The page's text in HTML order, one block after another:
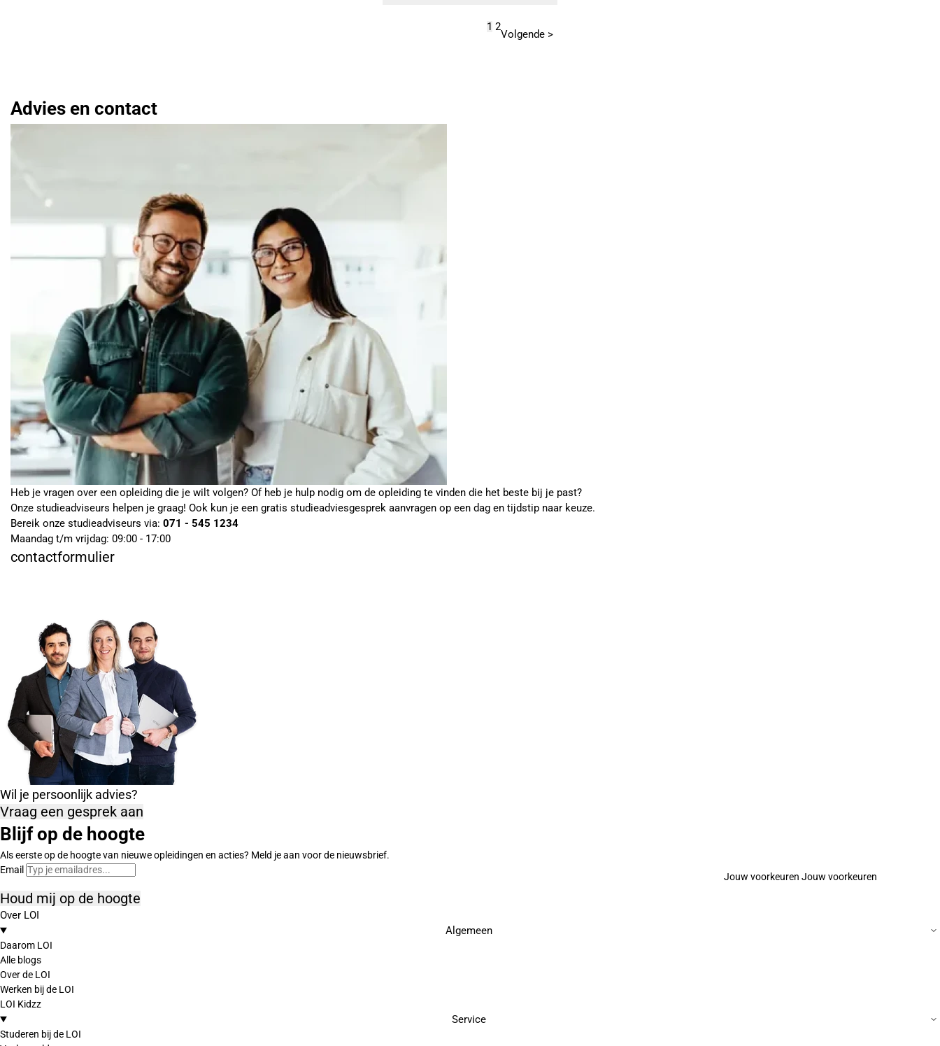
1 2
Volgende >
Advies en contact
Heb je vragen over een opleiding die je wilt volgen? Of heb je hulp nodig om de opleiding te vinden die het beste bij je past?
Onze studieadviseurs helpen je graag! Ook kun je een gratis studieadviesgesprek aanvragen op een dag en tijdstip naar keuze.
Bereik onze studieadviseurs via: 071 - 545 1234
Maandag t/m vrijdag: 09:00 - 17:00
contactformulier
Wil je persoonlijk advies?
Vraag een gesprek aan
Blijf op de hoogte
Als eerste op de hoogte van nieuwe opleidingen en acties? Meld je aan voor de nieuwsbrief.
Email
Jouw voorkeuren
Houd mij op de hoogte
Over LOI
Algemeen
Daarom LOI
Alle blogs
Over de LOI
Werken bij de LOI
LOI Kidzz
Service
Studeren bij de LOI